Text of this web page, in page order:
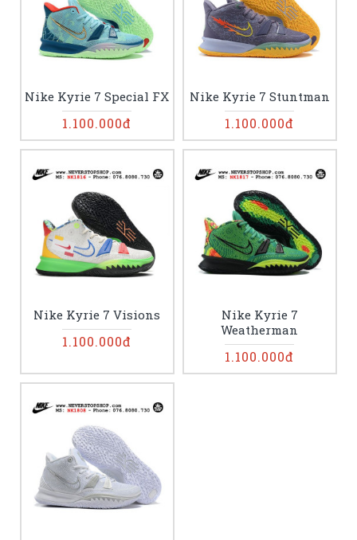
Nike Kyrie 7 Special FX
1.100.000đ
Nike Kyrie 7 Stuntman
1.100.000đ
Nike Kyrie 7 Visions
1.100.000đ
Nike Kyrie 7
Weatherman
1.100.000đ